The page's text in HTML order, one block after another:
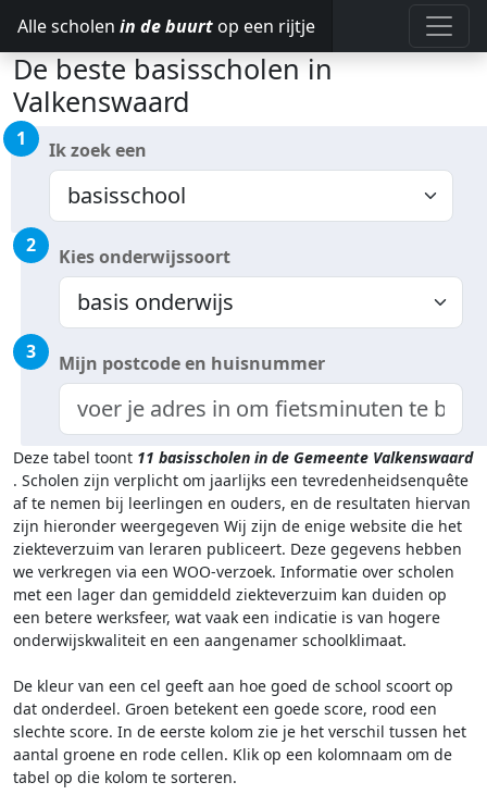
Alle scholen in de buurt op een rijtje
De beste basisscholen in
Valkenswaard
1 Ik zoek een
2 Kies onderwijssoort
3 Mijn postcode en huisnummer
Deze tabel toont 11 basisscholen in de Gemeente Valkenswaard
. Scholen zijn verplicht om jaarlijks een tevredenheidsenquête
af te nemen bij leerlingen en ouders, en de resultaten hiervan
zijn hieronder weergegeven Wij zijn de enige website die het
ziekteverzuim van leraren publiceert. Deze gegevens hebben
we verkregen via een WOO-verzoek. Informatie over scholen
met een lager dan gemiddeld ziekteverzuim kan duiden op
een betere werksfeer, wat vaak een indicatie is van hogere
onderwijskwaliteit en een aangenamer schoolklimaat.
De kleur van een cel geeft aan hoe goed de school scoort op
dat onderdeel. Groen betekent een goede score, rood een
slechte score. In de eerste kolom zie je het verschil tussen het
aantal groene en rode cellen. Klik op een kolomnaam om de
tabel op die kolom te sorteren.